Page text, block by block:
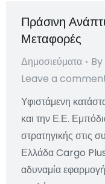
Πράσινη
Μεταφορές
Δημοσιεύματα By
Leave a
Υφιστάμενη
και την Ε.Ε.
στρατηγικής στις
Ελλάδα Cargo
αδυναμία